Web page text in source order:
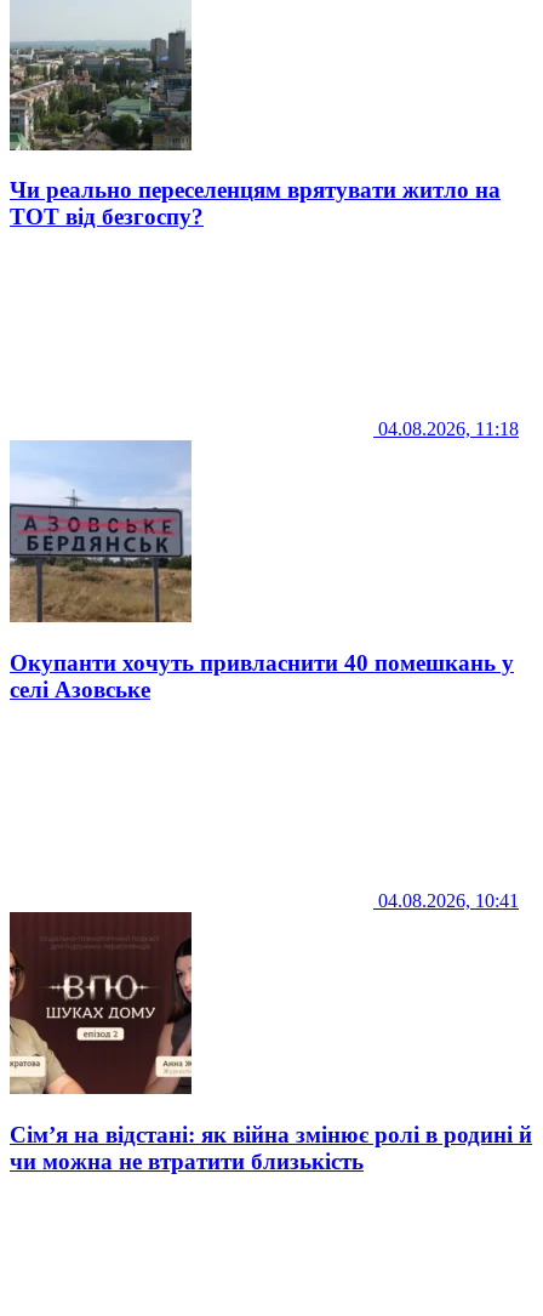
Чи реально переселенцям врятувати житло на
ТОТ від безгоспу?
04.08.2026, 11:18
Окупанти хочуть привласнити 40 помешкань у
селі Азовське
04.08.2026, 10:41
Сім’я на відстані: як війна змінює ролі в родині й
чи можна не втратити близькість